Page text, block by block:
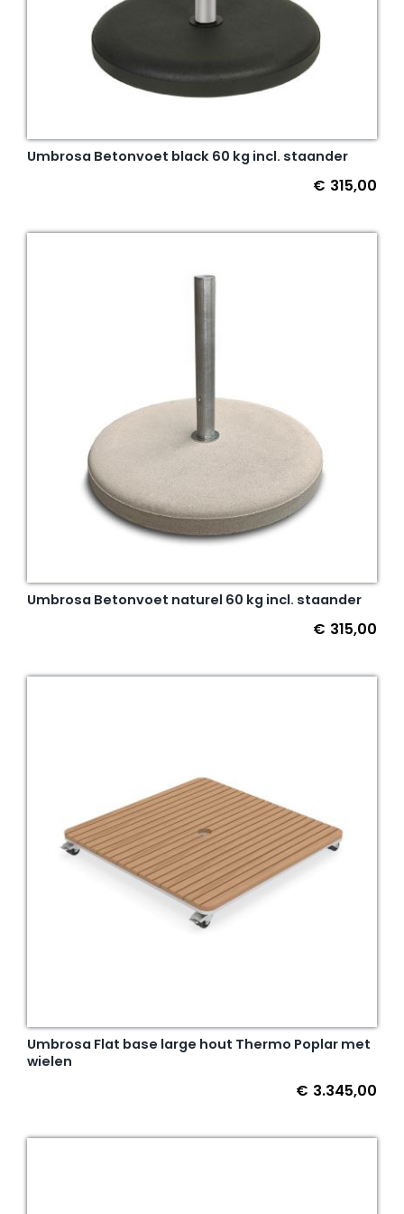
Umbrosa Betonvoet black 60 kg incl. staander
€ 315,00
Umbrosa Betonvoet naturel 60 kg incl. staander
€ 315,00
Umbrosa Flat base large hout Thermo Poplar met
wielen
€ 3.345,00